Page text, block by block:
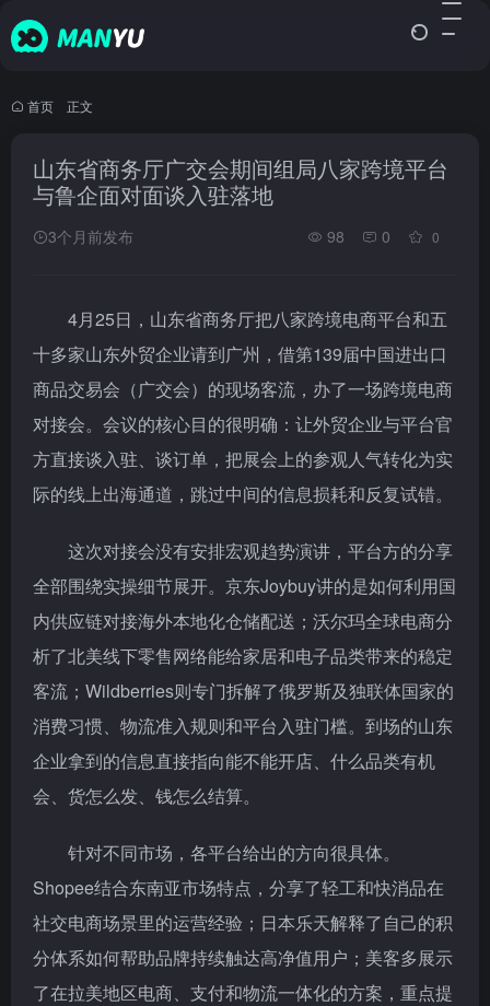
首页 正文
山东省商务厅广交会期间组局八家跨境平台
与鲁企面对面谈入驻落地
3个月前发布 98 0 0
4月25日，山东省商务厅把八家跨境电商平台和五
十多家山东外贸企业请到广州，借第139届中国进出口
商品交易会（广交会）的现场客流，办了一场跨境电商
对接会。会议的核心目的很明确：让外贸企业与平台官
方直接谈入驻、谈订单，把展会上的参观人气转化为实
际的线上出海通道，跳过中间的信息损耗和反复试错。
这次对接会没有安排宏观趋势演讲，平台方的分享
全部围绕实操细节展开。京东Joybuy讲的是如何利用国
内供应链对接海外本地化仓储配送；沃尔玛全球电商分
析了北美线下零售网络能给家居和电子品类带来的稳定
客流；Wildberries则专门拆解了俄罗斯及独联体国家的
消费习惯、物流准入规则和平台入驻门槛。到场的山东
企业拿到的信息直接指向能不能开店、什么品类有机
会、货怎么发、钱怎么结算。
针对不同市场，各平台给出的方向很具体。
Shopee结合东南亚市场特点，分享了轻工和快消品在
社交电商场景里的运营经验；日本乐天解释了自己的积
分体系如何帮助品牌持续触达高净值用户；美客多展示
了在拉美地区电商、支付和物流一体化的方案，重点提